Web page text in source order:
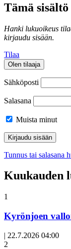
Tämä
Hanki lukuoikeus
kirjaudu sisään.
Tilaa
Olen tilaaja
Sähköposti
Salasana
Muista minut
Tunnus tai salasana
Kuukauden
1
Kyrönjoen
| 22.7.2026 04:00
Avoin
2